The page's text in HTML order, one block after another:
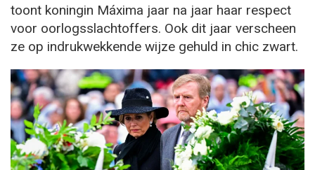
toont koningin Máxima jaar na jaar haar respect
voor oorlogsslachtoffers. Ook dit jaar verscheen
ze op indrukwekkende wijze gehuld in chic zwart.